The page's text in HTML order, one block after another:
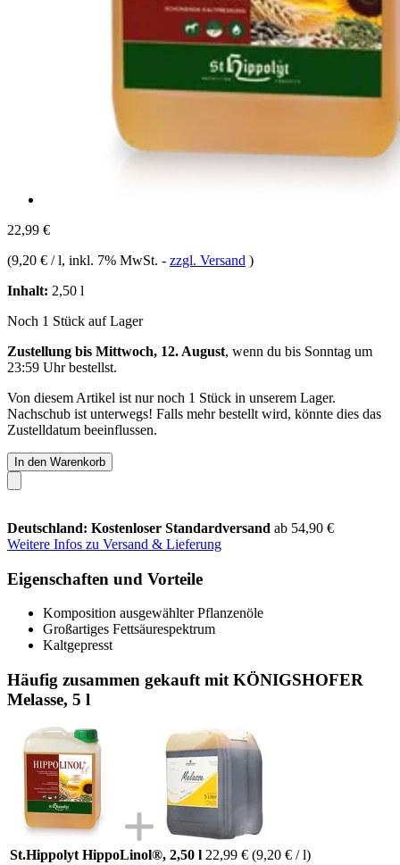
22,99 €
(9,20 € / l, inkl. 7% MwSt. - zzgl. Versand )
Inhalt: 2,50 l
Noch 1 Stück auf Lager
Zustellung bis Mittwoch, 12. August, wenn du bis Sonntag um
23:59 Uhrbestellst.
Von diesem Artikel ist nur noch 1 Stück in unserem Lager.
Nachschub ist unterwegs! Falls mehr bestellt wird, könnte dies das
Zustelldatum beeinflussen.
In den Warenkorb
Deutschland: Kostenloser Standardversand ab 54,90 €
Weitere Infos zu Versand & Lieferung
Eigenschaften und Vorteile
Komposition ausgewählter Pflanzenöle
Großartiges Fettsäurespektrum
Kaltgepresst
Häufig zusammen gekauft mit KÖNIGSHOFER
Melasse, 5 l
St.Hippolyt HippoLinol®, 2,50 l 22,99 € (9,20 € / l)